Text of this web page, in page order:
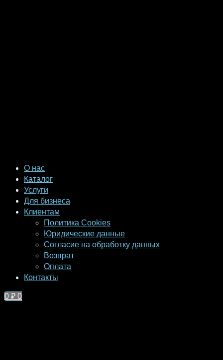
О нас
Каталог
Услуги
Для бизнеса
Клиентам
Политика Cookies
Юридические данные
Согласие на обработку данных
Возврат
Оплата
Контакты
0 ₽ 0